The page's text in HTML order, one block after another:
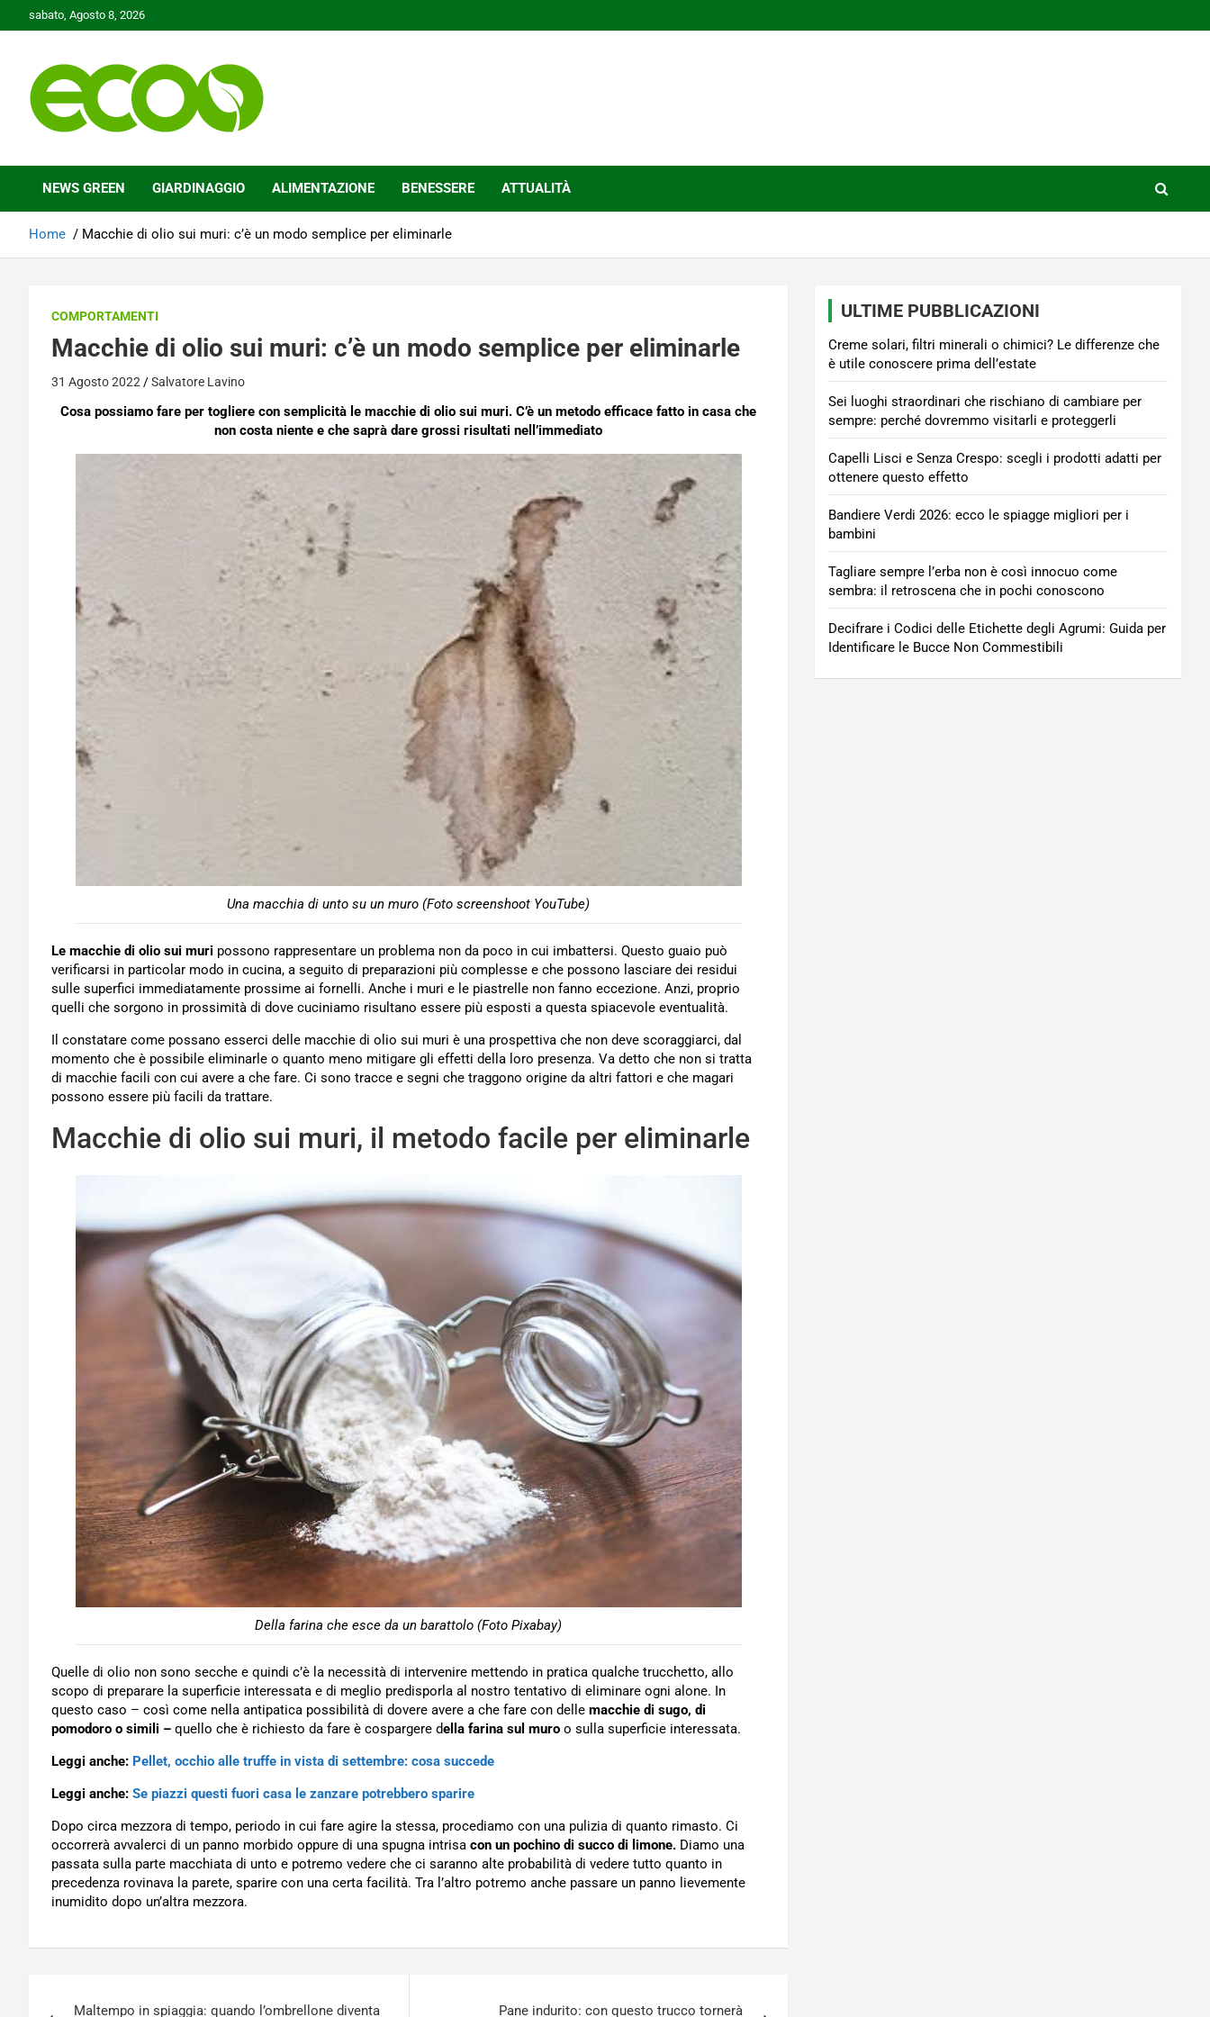
to
sabato, Agosto 8, 2026
Ecoo.it
NEWS GREEN GIARDINAGGIO ALIMENTAZIONE BENESSERE ATTUALITÀ
Home Macchie di olio sui muri: c’è un modo semplice per eliminarle
COMPORTAMENTI
Macchie di olio sui muri: c’è un modo semplice per eliminarle
31 Agosto 2022 Salvatore Lavino
Cosa possiamo fare per togliere con semplicità le macchie di olio sui muri. C’è un metodo efficace fatto in casa che
non costa niente e che saprà dare grossi risultati nell’immediato
Una macchia di unto su un muro (Foto screenshoot YouTube)
Le macchie di olio sui muri possono rappresentare un problema non da poco in cui imbattersi. Questo guaio può
verificarsi in particolar modo in cucina, a seguito di preparazioni più complesse e che possono lasciare dei residui
sulle superfici immediatamente prossime ai fornelli. Anche i muri e le piastrelle non fanno eccezione. Anzi, proprio
quelli che sorgono in prossimità di dove cuciniamo risultano essere più esposti a questa spiacevole eventualità.
Il constatare come possano esserci delle macchie di olio sui muri è una prospettiva che non deve scoraggiarci, dal
momento che è possibile eliminarle o quanto meno mitigare gli effetti della loro presenza. Va detto che non si tratta
di macchie facili con cui avere a che fare. Ci sono tracce e segni che traggono origine da altri fattori e che magari
possono essere più facili da trattare.
Macchie di olio sui muri, il metodo facile per eliminarle
Della farina che esce da un barattolo (Foto Pixabay)
Quelle di olio non sono secche e quindi c’è la necessità di intervenire mettendo in pratica qualche trucchetto, allo
scopo di preparare la superficie interessata e di meglio predisporla al nostro tentativo di eliminare ogni alone. In
questo caso – così come nella antipatica possibilità di dovere avere a che fare con delle macchie di sugo, di
pomodoro o simili – quello che è richiesto da fare è cospargere della farina sul muro o sulla superficie interessata.
Leggi anche: Pellet, occhio alle truffe in vista di settembre: cosa succede
Leggi anche: Se piazzi questi fuori casa le zanzare potrebbero sparire
Dopo circa mezzora di tempo, periodo in cui fare agire la stessa, procediamo con una pulizia di quanto rimasto. Ci
occorrerà avvalerci di un panno morbido oppure di una spugna intrisa con un pochino di succo di limone. Diamo una
passata sulla parte macchiata di unto e potremo vedere che ci saranno alte probabilità di vedere tutto quanto in
precedenza rovinava la parete, sparire con una certa facilità. Tra l’altro potremo anche passare un panno lievemente
inumidito dopo un’altra mezzora.
Maltempo in spiaggia: quando l’ombrellone diventa Pane indurito: con questo trucco tornerà
ULTIME PUBBLICAZIONI
Creme solari, filtri minerali o chimici? Le differenze che
è utile conoscere prima dell’estate
Sei luoghi straordinari che rischiano di cambiare per
sempre: perché dovremmo visitarli e proteggerli
Capelli Lisci e Senza Crespo: scegli i prodotti adatti per
ottenere questo effetto
Bandiere Verdi 2026: ecco le spiagge migliori per i
bambini
Tagliare sempre l’erba non è così innocuo come
sembra: il retroscena che in pochi conoscono
Decifrare i Codici delle Etichette degli Agrumi: Guida per
Identificare le Bucce Non Commestibili